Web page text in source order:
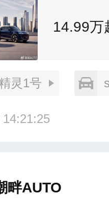
14.99万
灵1号
畔AUTO